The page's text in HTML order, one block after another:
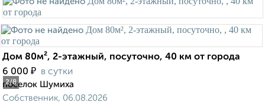
2/8
Дом 80м², 2-этажный, посуточно, 40 км от города
6 000 ₽ в сутки
поселок Шумиха
Собственник, 06.08.2026